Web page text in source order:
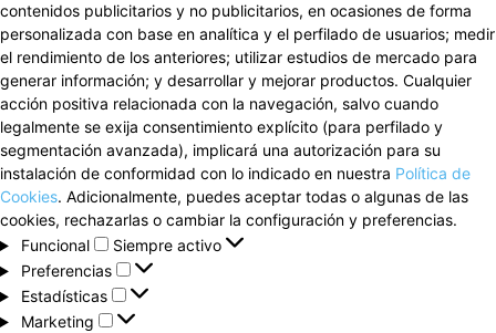
contenidos publicitarios y no publicitarios, en ocasiones de forma
personalizada con base en analítica y el perfilado de usuarios; medir
el rendimiento de los anteriores; utilizar estudios de mercado para
generar información; y desarrollar y mejorar productos. Cualquier
acción positiva relacionada con la navegación, salvo cuando
legalmente se exija consentimiento explícito (para perfilado y
segmentación avanzada), implicará una autorización para su
instalación de conformidad con lo indicado en nuestra Política de
Cookies. Adicionalmente, puedes aceptar todas o algunas de las
cookies, rechazarlas o cambiar la configuración y preferencias.
Funcional
Funcional
Siempre activo
Preferencias
Preferencias
Estadísticas
Estadísticas
Marketing
Marketing